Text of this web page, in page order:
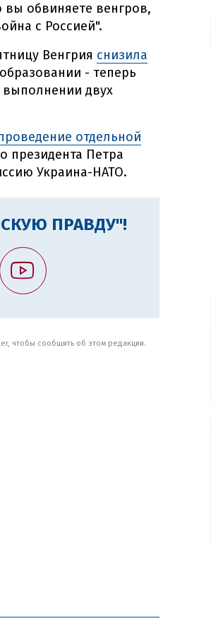
вы обвиняете венгров,
с Россией".
Венгрия снизила
- теперь
двух
отдельной
президента Петра
Украина-НАТО.
ПРАВДУ"!
чтобы сообщить об этом редакции.